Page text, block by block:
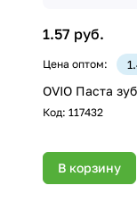
1.57 руб.
Цена оптом:
OVIO Паста
Код: 117432
В корзину